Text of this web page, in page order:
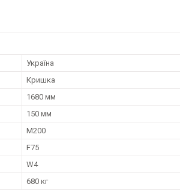
Україна
Кришка
1680 мм
150 мм
М200
F75
W4
680 кг